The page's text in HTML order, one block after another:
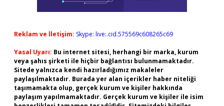
Reklam ve İletişim: Skype: live:.cid.575569c608265c69
Yasal Uyarı: Bu internet sitesi, herhangi bir marka, kurum
veya şahıs şirketi ile hiçbir bağlantısı bulunmamaktadır.
Sitede yalnızca kendi hazırladığımız makaleler
paylaşılmaktadır. Burada yer alan içerikler haber niteliği
taşımamakta olup, gerçek kurum ve kişiler hakkında
paylaşım yapılmamaktadır. Gerçek kurum ve kişiler ile isim